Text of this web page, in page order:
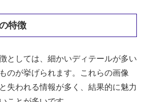
特徴
としては、細かいディテールが多い
のが挙げられます。これらの画像
失われる情報が多く、結果的に魅力